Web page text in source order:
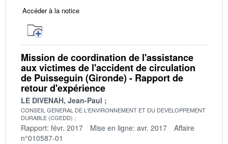
Accéder à la notice
Mission de coordination de l'assistance
aux victimes de l'accident de circulation
de Puisseguin (Gironde) - Rapport de
retour d'expérience
LE DIVENAH, Jean-Paul
CONSEIL GENERAL DE L'ENVIRONNEMENT ET DU DEVELOPPEMENT
DURABLE (CGEDD)
Rapport: févr. 2017 Mise en ligne: avr. 2017
Affaire
n°010587-01